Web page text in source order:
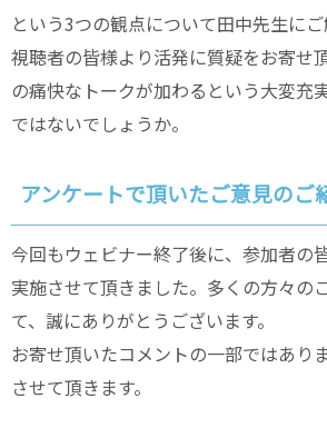
という3つの観点について田中先生にご
視聴者の皆様より活発に質疑をお寄せ
の痛快なトークが加わるという大変充
ではないでしょうか。
アンケートで頂いたご意見のご
今回もウェビナー終了後に、参加者の
実施させて頂きました。多くの方々の
て、誠にありがとうございます。
お寄せ頂いたコメントの一部ではあり
させて頂きます。